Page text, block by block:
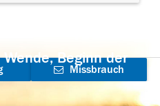
Beginn der
Missbrauch